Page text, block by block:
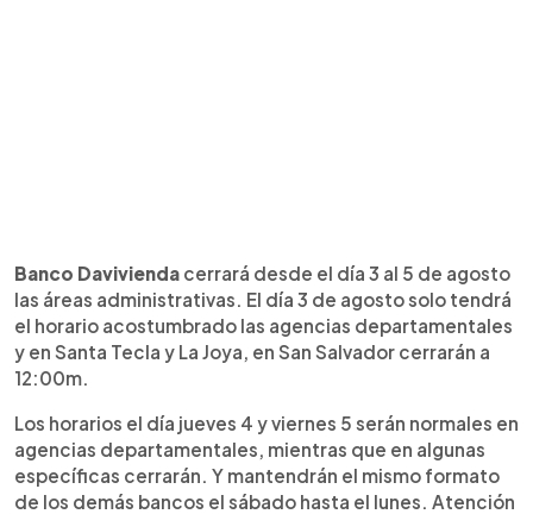
Banco Davivienda cerrará desde el día 3 al 5 de agosto
las áreas administrativas. El día 3 de agosto solo tendrá
el horario acostumbrado las agencias departamentales
y en Santa Tecla y La Joya, en San Salvador cerrarán a
12:00m.
Los horarios el día jueves 4 y viernes 5 serán normales en
agencias departamentales, mientras que en algunas
específicas cerrarán. Y mantendrán el mismo formato
de los demás bancos el sábado hasta el lunes. Atención